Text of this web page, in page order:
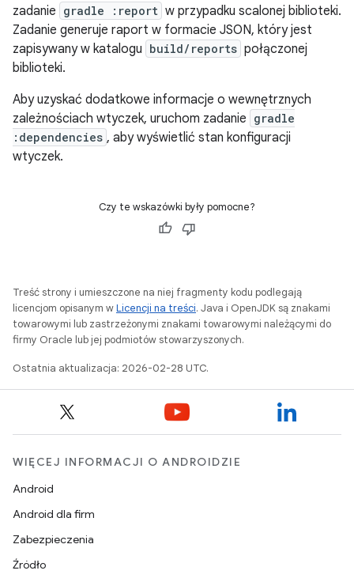
zadanie gradle :report w przypadku scalonej biblioteki.
Zadanie generuje raport w formacie JSON, który jest
zapisywany w katalogu build/reports połączonej
biblioteki.
Aby uzyskać dodatkowe informacje o wewnętrznych
zależnościach wtyczek, uruchom zadanie gradle
:dependencies , aby wyświetlić stan konfiguracji
wtyczek.
Czy te wskazówki były pomocne?
Treść strony i umieszczone na niej fragmenty kodu podlegają
licencjom opisanym wLicencji na treści. Java i OpenJDK są znakami
towarowymi lub zastrzeżonymi znakami towarowymi należącymi do
firmy Oracle lub jej podmiotów stowarzyszonych.
Ostatnia aktualizacja: 2026-02-28 UTC.
WIĘCEJ INFORMACJI O ANDROIDZIE
Android
Android dla firm
Zabezpieczenia
Źródło